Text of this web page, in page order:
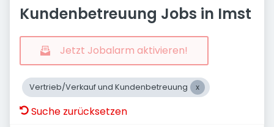
Kundenbetreuung Jobs in Imst
Jetzt Jobalarm aktivieren!
Vertrieb/Verkauf und Kundenbetreuung
Suche zurücksetzen